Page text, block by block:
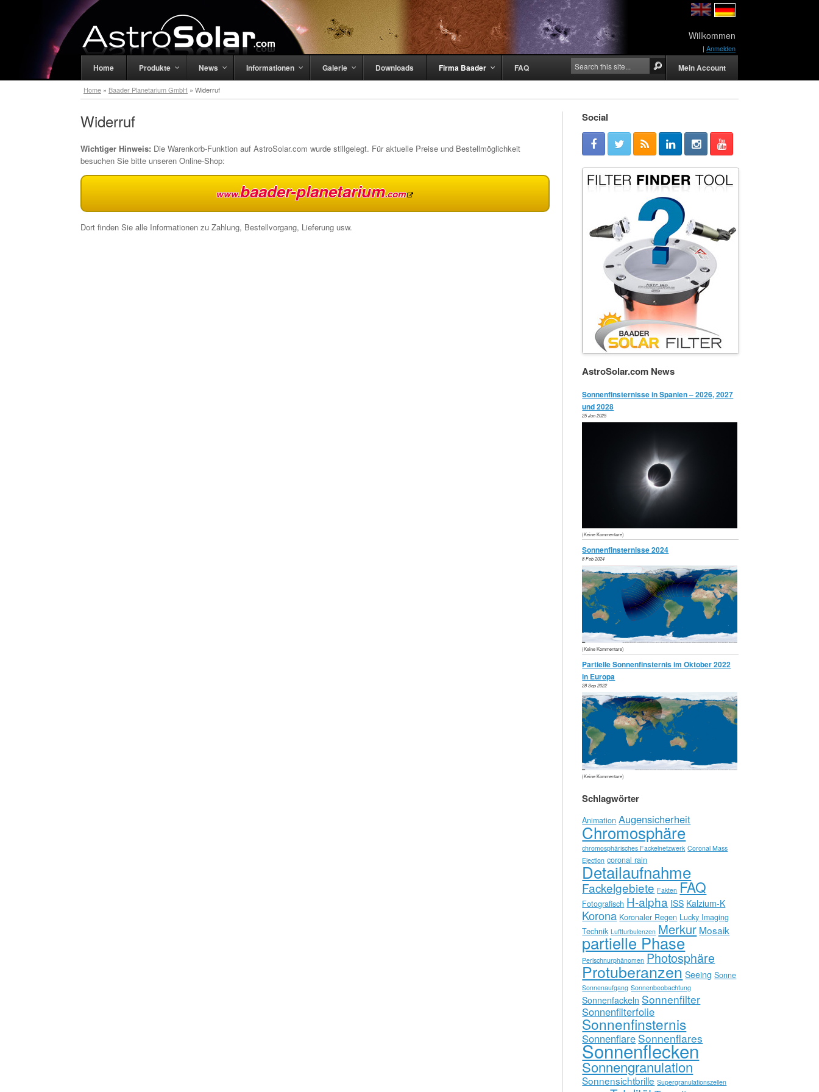
Willkommen
| Anmelden
Home Produkte News Informationen Galerie Downloads Firma Baader FAQ Mein Account
Home » Baader Planetarium GmbH » Widerruf
Widerruf
Wichtiger Hinweis: Die Warenkorb-Funktion auf AstroSolar.com wurde stillgelegt. Für aktuelle Preise und Bestellmöglichkeit
besuchen Sie bitte unseren Online-Shop:
www.baader-planetarium.com
Dort finden Sie alle Informationen zu Zahlung, Bestellvorgang, Lieferung usw.
Social
AstroSolar.com News
Sonnenfinsternisse in Spanien – 2026, 2027
und 2028
25 Jun 2025
(Keine Kommentare)
Sonnenfinsternisse 2024
8 Feb 2024
(Keine Kommentare)
Partielle Sonnenfinsternis im Oktober 2022
in Europa
28 Sep 2022
(Keine Kommentare)
Schlagwörter
Animation Augensicherheit
Chromosphäre
chromosphärisches Fackelnetzwerk Coronal Mass
Ejection coronal rain
Detailaufnahme
Fackelgebiete Fakten FAQ
Fotografisch H-alpha ISS Kalzium-K
Korona Koronaler Regen Lucky Imaging
Technik Luftturbulenzen Merkur Mosaik
partielle Phase
Perlschnurphänomen Photosphäre
Protuberanzen Seeing Sonne
Sonnenaufgang Sonnenbeobachtung
Sonnenfackeln Sonnenfilter
Sonnenfilterfolie
Sonnenfinsternis
Sonnenflare Sonnenflares
Sonnenflecken
Sonnengranulation
Sonnensichtbrille Supergranulationszellen